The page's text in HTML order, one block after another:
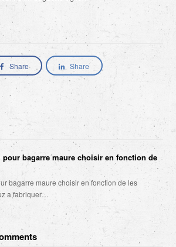
Share Share
bagarre maure choisir en fonction de
bagarre maure choisir en fonction de les
a fabriquer…